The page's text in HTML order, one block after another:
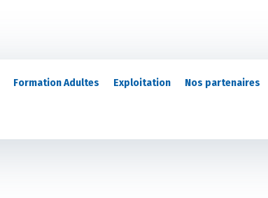
Formation Adultes Exploitation Nos partenaires